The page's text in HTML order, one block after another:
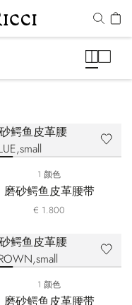
1 颜色
磨砂鳄鱼皮革腰带
€ 1.800
1 颜色
磨砂鳄鱼皮革腰带